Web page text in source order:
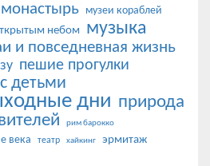
монастырь музеи кораблей
небом музыка
и повседневная жизнь
пешие прогулки
детьми
дни природа
рим барокко
века театр хайкинг эрмитаж